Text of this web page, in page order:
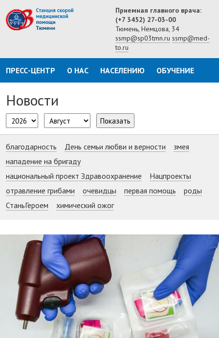
Приемная главного врача:
(+7 3452) 27-03-00
Тюмень, Немцова, 34
ssmp@sp03tmn.ru ssmp@med-
to.ru
ПРЕСС-ЦЕНТР О НАС НАСЕЛЕНИЮ ОБУЧЕНИЕ
Новости
Показать
благодарность День семьи любви и верности
змея
нападение на бригаду
национальный проект Здравоохранение
Нацпроекты
отравление грибами
очевидцы первая помощь
роды
СтаньГероем
химический ожог